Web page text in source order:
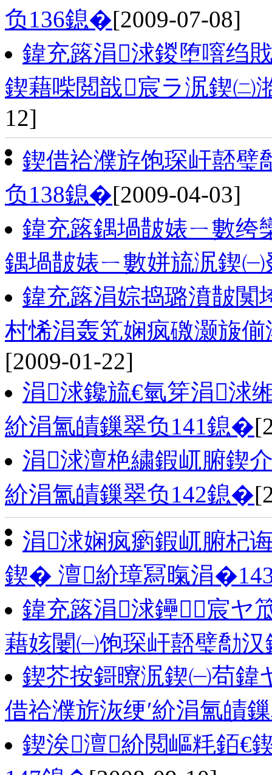
负136鎴�[2009-07-08]
鍏充簬涓浗鍐堕噾绉
鍥藉喍閲戠宸ラ泦鍥㈡
12]
鍥借祫濮斿饱琛屽嚭璧
负138鎴�[2009-04-03]
鍏充簬鍝堝皵婊ㄧ數绔
鍝堝皵婊ㄧ數姘旈泦鍥
鍏充簬涓婃捣璐濆皵闃
村悕涓轰笂娴疯礉灏旇
[2009-01-22]
涓浗鑱旈€氫笌涓浗
紒涓氳皟鏁翠负141鎴�
涓浗澶栬繍鍜屼腑鍥
紒涓氳皟鏁翠负142鎴�
涓浗娴疯瘹鍜屼腑杞
鍥� 澶紒璋冩暣涓
鍏充簬涓浗鑸┖宸ヤ
藉姟闄㈠饱琛屽嚭璧勪
鍥芥按鎶曢泦鍥㈠苟
借祫濮旂洃绠′紒涓氳皟
鍥涘澶紒閲嶇粍銆€